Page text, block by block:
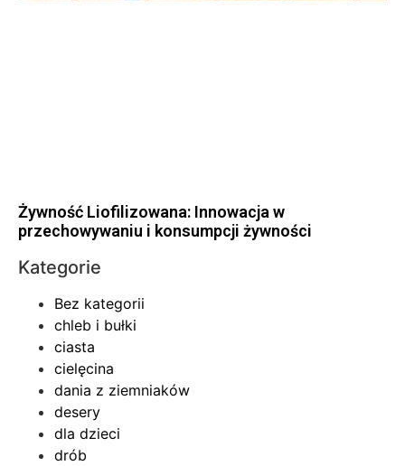
Żywność Liofilizowana: Innowacja w
przechowywaniu i konsumpcji żywności
Kategorie
Bez kategorii
chleb i bułki
ciasta
cielęcina
dania z ziemniaków
desery
dla dzieci
drób